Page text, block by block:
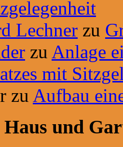
Lechner zu
zu Anlage
mit
zu Aufbau
Haus und